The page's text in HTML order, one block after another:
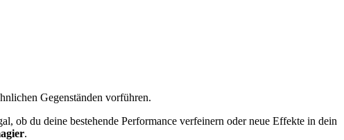
Gegenständen vorführen.
ob du deine bestehende Performance verfeinern oder neue Effekte in dein
.